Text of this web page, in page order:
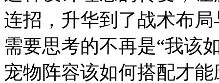
连招，升华到了战术布
需要思考的不再是“我该
宠物阵容该如何搭配才